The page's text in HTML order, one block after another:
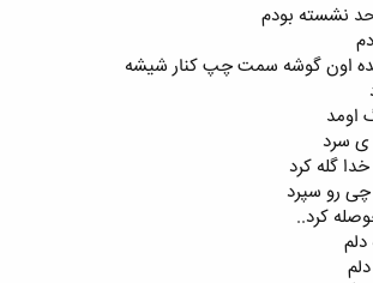
نشسته بودم
اون گوشه سمت چپ کنار شیشه
اومد
ی سرد
گله کرد
رو سپرد
کرد..